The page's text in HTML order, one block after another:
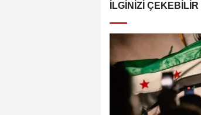
İLGINIZI ÇEKEBILIR